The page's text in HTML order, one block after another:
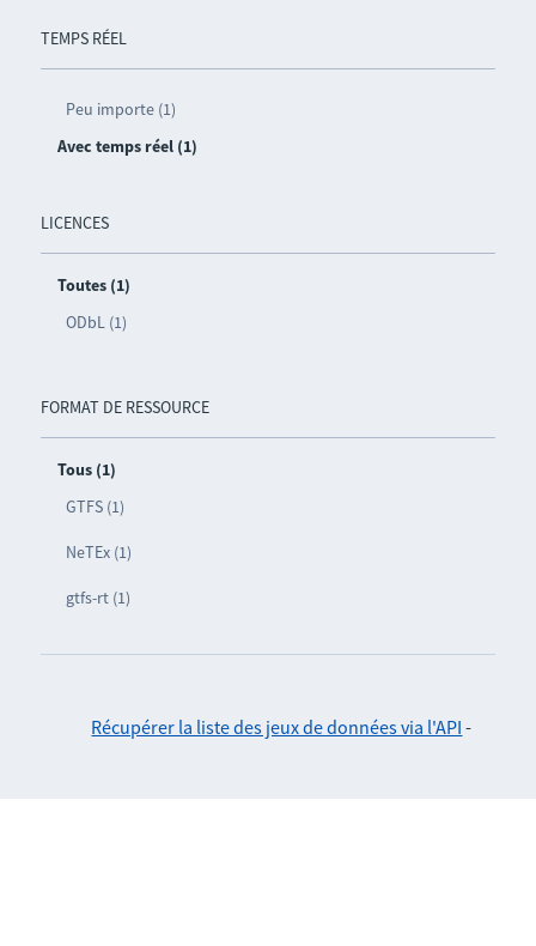
TEMPS RÉEL
Peu importe (1)
Avec temps réel (1)
LICENCES
Toutes (1)
ODbL (1)
FORMAT DE RESSOURCE
Tous (1)
GTFS (1)
NeTEx (1)
gtfs-rt (1)
Récupérer la liste des jeux de données via l'API -